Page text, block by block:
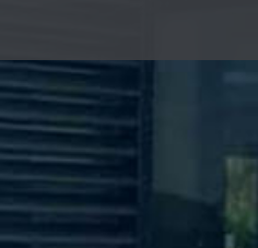
gør det
ligesom du